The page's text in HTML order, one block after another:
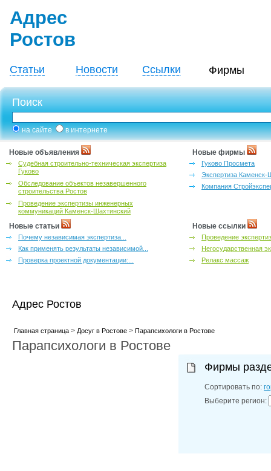
Адрес
Ростов
Статьи Новости Ссылки Фирмы
Поиск
на сайте в интернете
Новые объявления
Судебная строительно-техническая экспертиза
Гуково
Обследование объектов незавершенного
строительства Ростов
Проведение экспертизы инженерных
коммуникаций Каменск-Шахтинский
Новые фирмы
Гуково Просмета
Экспертиза Каменск-
Компания
Новые статьи
Почему независимая экспертиза...
Как применять результаты независимой...
Проверка проектной документации:...
Новые ссылки
Проведение
Негосударственная
Релакс массаж
Адрес Ростов
Главная страница> Досуг в Ростове> Парапсихологи в Ростове
Парапсихологи в Ростове
Фирмы
Сортировать по:
Выберите регион: